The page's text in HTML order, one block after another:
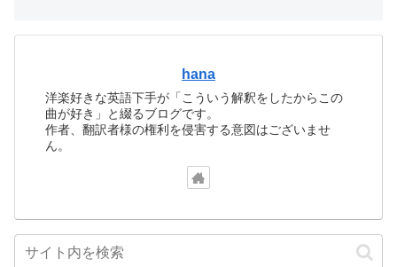
hana
洋楽好きな英語下手が「こういう解釈をしたからこの
曲が好き」と綴るブログです。
作者、翻訳者様の権利を侵害する意図はございませ
ん。